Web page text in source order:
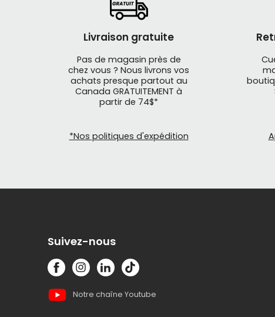
Livraison gratuite
Pas de magasin près de
chez vous ? Nous livrons vos
achats presque partout au
Canada GRATUITEMENT à
partir de 74$*
*Nos politiques d'expédition
Suivez-nous
Notre chaîne Youtube